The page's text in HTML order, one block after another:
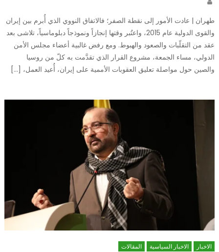
طهران | عادت الأمور إلى نقطة الصفر؛ فالاتفاق النووي الذي أُبرم بين إيران
والقوى الدولية عام 2015، واعتُبر وقتها إنجازاً ونموذجاً دبلوماسياً، تلاشى بعد
عقد من التقلّبات والصعود والهبوط. ومع رفض غالبية أعضاء مجلس الأمن
الدولي، مساء الجمعة، مشروع القرار الذي تقدَّمت به كلّ من روسيا
والصين حول مواصلة تعليق العقوبات الأممية على إيران، أُعيد العمل، […]
الاخبار الاخبار السياسية المقالات